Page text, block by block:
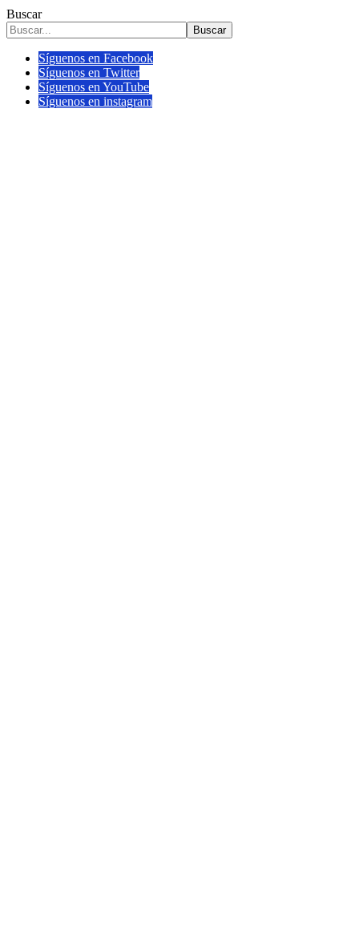
Buscar
Buscar
Síguenos en Facebook
Síguenos en Twitter
Síguenos en YouTube
Síguenos en instagram